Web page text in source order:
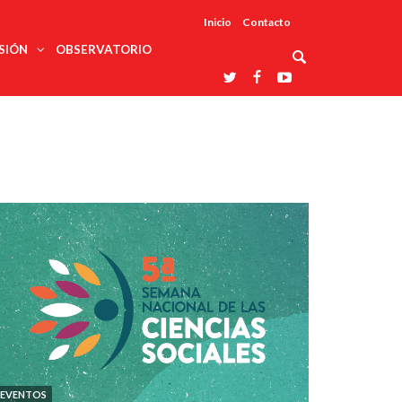
Inicio Contacto
ciencias
pública
social
temáticas
Laboratorios
nacionales
Entidades
afines
De México
En Su 475
Aniversario
OBSERVATORIO
EVENTOS